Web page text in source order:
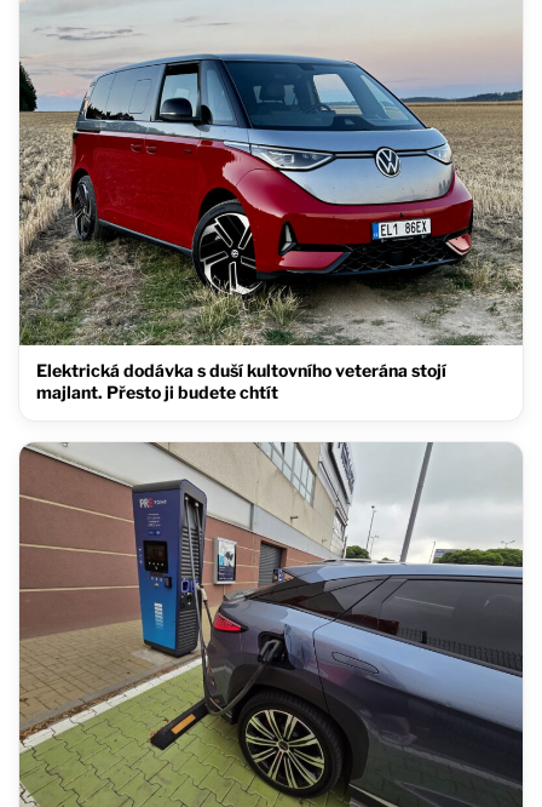
Elektrická dodávka s duší kultovního veterána stojí
majlant. Přesto ji budete chtít